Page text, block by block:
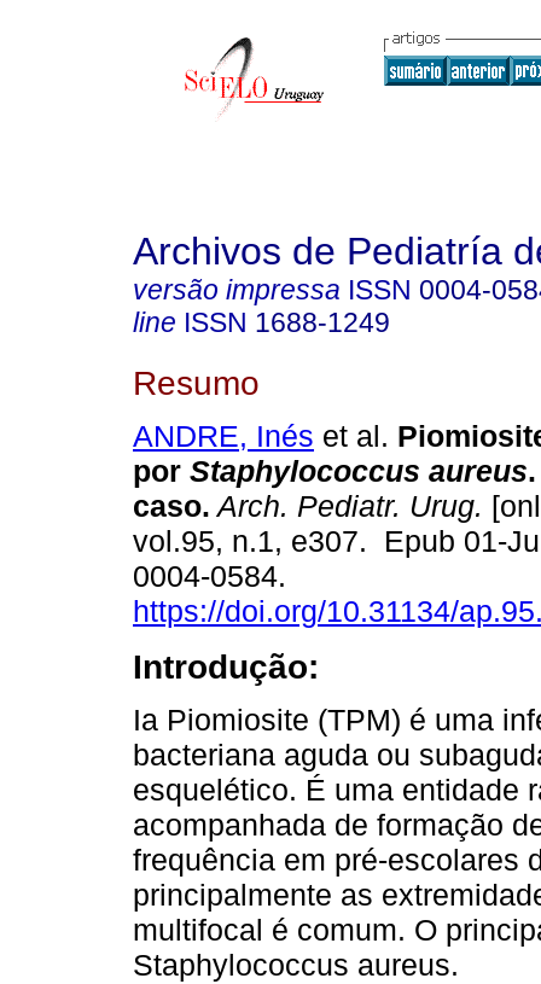
Archivos de Pediatría
versão impressa ISSN 0004-
line ISSN 1688-1249
Resumo
ANDRE, Inés et al.
por Staphylococcus aureus
caso. Arch. Pediatr. Urug.
vol.95, n.1, e307. Epub 01-
0004-0584.
https://doi.org/10.31134/
Introdução:
Ia Piomiosite (TPM) é uma
bacteriana aguda ou
esquelético. É uma entidade
acompanhada de formação
frequência em pré-escolares
principalmente as
multifocal é comum. O
Staphylococcus aureus.